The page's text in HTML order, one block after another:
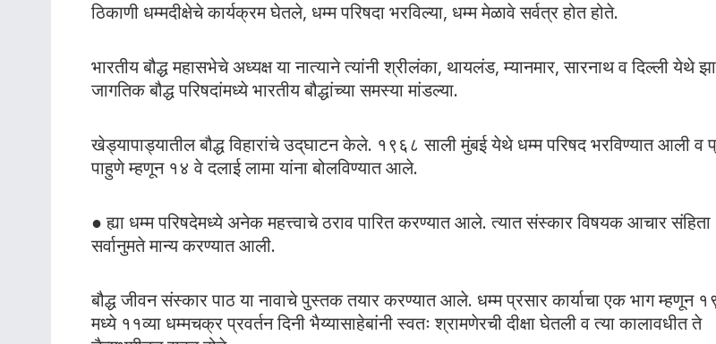
ठिकाणी धम्मदीक्षेचे कार्यक्रम घेतले, धम्म परिषदा भरविल्या, धम्म मेळावे सर्वत्र होत होते.
भारतीय बौद्ध महासभेचे अध्यक्ष या नात्याने त्यांनी श्रीलंका, थायलंड, म्यानमार, सारनाथ व दिल्ली येथे
जागतिक बौद्ध परिषदांमध्ये भारतीय बौद्धांच्या समस्या मांडल्या.
खेड्यापाड्यातील बौद्ध विहारांचे उद्‌घाटन केले. १९६८ साली मुंबई येथे धम्म परिषद भरविण्यात आली व
पाहुणे म्हणून १४ वे दलाई लामा यांना बोलविण्यात आले.
● ह्या धम्म परिषदेमध्ये अनेक महत्त्वाचे ठराव पारित करण्यात आले. त्यात संस्कार विषयक आचार संहिता
सर्वानुमते मान्य करण्यात आली.
बौद्ध जीवन संस्कार पाठ या नावाचे पुस्तक तयार करण्यात आले. धम्म प्रसार कार्याचा एक भाग म्हणून
मध्ये ११व्या धम्मचक्र प्रवर्तन दिनी भैय्यासाहेबांनी स्वतः श्रामणेरची दीक्षा घेतली व त्या कालावधीत ते